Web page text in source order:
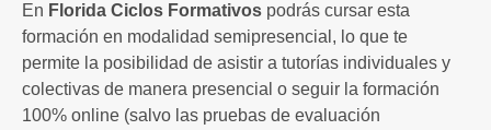
En Florida Ciclos Formativos podrás cursar esta
formación en modalidad semipresencial, lo que te
permite la posibilidad de asistir a tutorías individuales y
colectivas de manera presencial o seguir la formación
100% online (salvo las pruebas de evaluación